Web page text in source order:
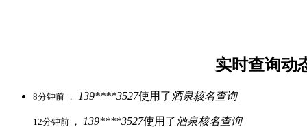
实时查询动
8分钟前 ， 139****3527使用了 酒泉核名查询
12分钟前 ， 139****3527使用了 酒泉核名查询